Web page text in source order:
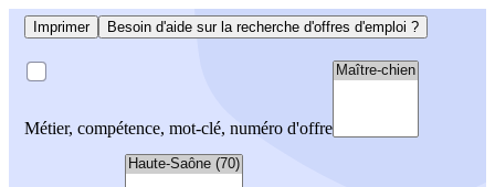
Imprimer Besoin d'aide sur la recherche d'offres d'emploi ?
Métier, compétence, mot-clé, numéro d'offre